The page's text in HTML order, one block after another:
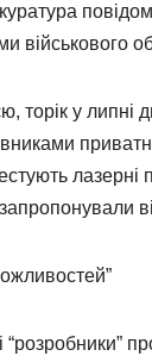
військового
торік у липні
лазерні